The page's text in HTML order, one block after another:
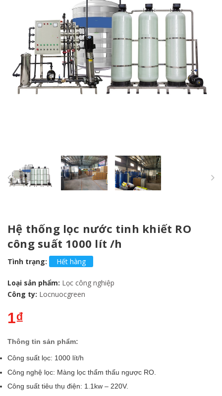
Hệ thống lọc nước tinh khiết RO
công suất 1000 lít /h
Tình trạng: Hết hàng
Loại sản phẩm: Lọc công nghiệp
Công ty: Locnuocgreen
1₫
Thông tin sản phẩm:
Công suất lọc: 1000 lít/h
Công nghệ lọc: Màng lọc thẩm thấu ngược RO.
Công suất tiêu thụ điện: 1.1kw – 220V.